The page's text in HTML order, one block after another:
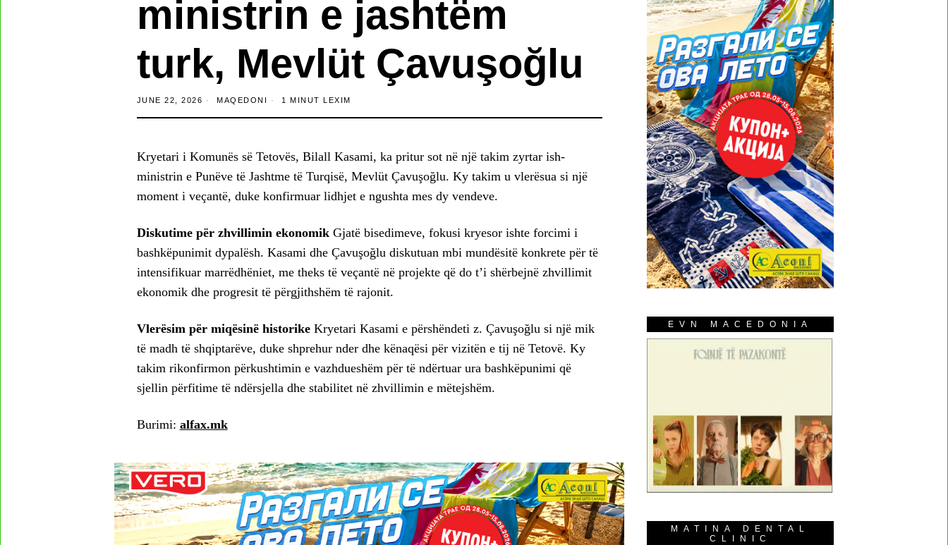
ministrin e jashtëm
turk, Mevlüt Çavuşoğlu
JUNE 22, 2026 MAQEDONI 1 MINUT LEXIM
Kryetari i Komunës së Tetovës, Bilall Kasami, ka pritur sot në një takim zyrtar ish-
ministrin e Punëve të Jashtme të Turqisë, Mevlüt Çavuşoğlu. Ky takim u vlerësua si një
moment i veçantë, duke konfirmuar lidhjet e ngushta mes dy vendeve.
Diskutime për zhvillimin ekonomikGjatë bisedimeve, fokusi kryesor ishte forcimi i
bashkëpunimit dypalësh. Kasami dhe Çavuşoğlu diskutuan mbi mundësitë konkrete për të
intensifikuar marrëdhëniet, me theks të veçantë në projekte që do t’i shërbejnë zhvillimit
ekonomik dhe progresit të përgjithshëm të rajonit.
Vlerësim për miqësinë historikeKryetari Kasami e përshëndeti z. Çavuşoğlu si një mik
të madh të shqiptarëve, duke shprehur nder dhe kënaqësi për vizitën e tij në Tetovë. Ky
takim rikonfirmon përkushtimin e vazhdueshëm për të ndërtuar ura bashkëpunimi që
sjellin përfitime të ndërsjella dhe stabilitet në zhvillimin e mëtejshëm.
Burimi: alfax.mk
EVN MACEDONIA
MATINA DENTAL
CLINIC